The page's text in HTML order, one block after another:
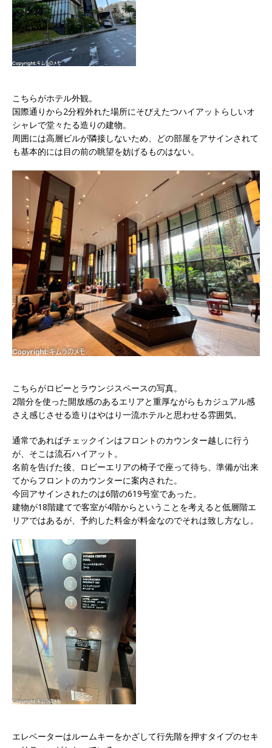
こちらがホテル外観。
国際通りから2分程外れた場所にそびえたつハイアットらしいオ
シャレで堂々たる造りの建物。
周囲には高層ビルが隣接しないため、どの部屋をアサインされて
も基本的には目の前の眺望を妨げるものはない。
こちらがロビーとラウンジスペースの写真。
2階分を使った開放感のあるエリアと重厚ながらもカジュアル感
さえ感じさせる造りはやはり一流ホテルと思わせる雰囲気。
通常であればチェックインはフロントのカウンター越しに行う
が、そこは流石ハイアット。
名前を告げた後、ロビーエリアの椅子で座って待ち、準備が出来
てからフロントのカウンターに案内された。
今回アサインされたのは6階の619号室であった。
建物が18階建てで客室が4階からということを考えると低層階エ
リアではあるが、予約した料金が料金なのでそれは致し方なし。
エレベーターはルームキーをかざして行先階を押すタイプのセキ